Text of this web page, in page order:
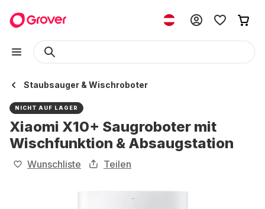
Staubsauger & Wischroboter
NICHT AUF LAGER
Xiaomi X10+ Saugroboter mit
Wischfunktion & Absaugstation
Wunschliste Teilen